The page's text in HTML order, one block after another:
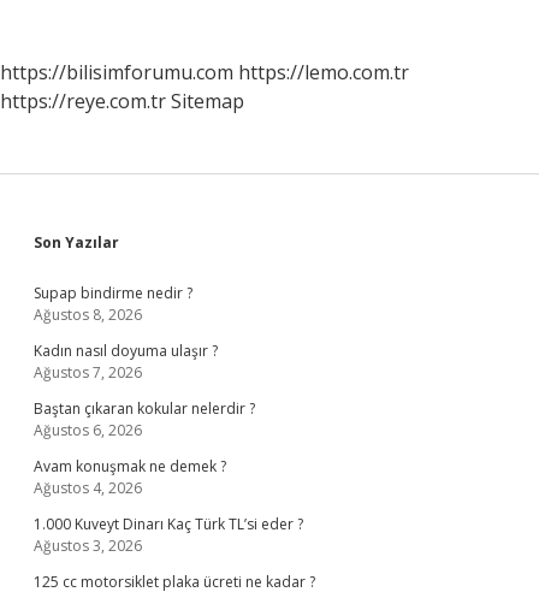
https://bilisimforumu.com https://lemo.com.tr
https://reye.com.trSitemap
Sidebar
Son Yazılar
Supap bindirme nedir ?
Ağustos 8, 2026
Kadın nasıl doyuma ulaşır ?
Ağustos 7, 2026
Baştan çıkaran kokular nelerdir ?
Ağustos 6, 2026
Avam konuşmak ne demek ?
Ağustos 4, 2026
1.000 Kuveyt Dinarı Kaç Türk TL’si eder ?
Ağustos 3, 2026
125 cc motorsiklet plaka ücreti ne kadar ?